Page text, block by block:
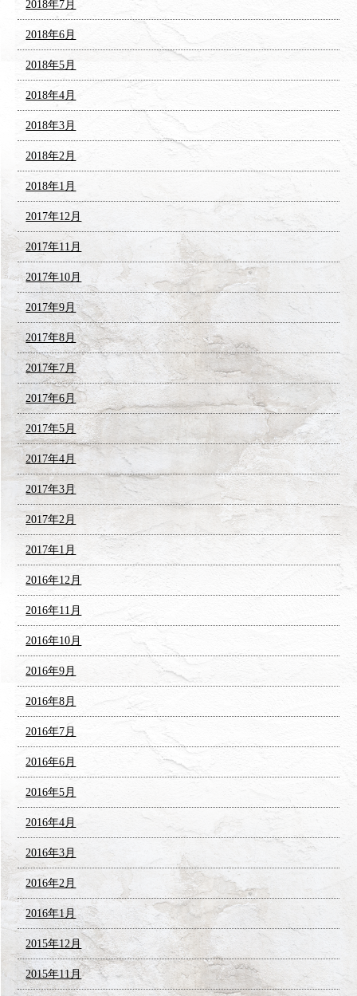
2018年7月
2018年6月
2018年5月
2018年4月
2018年3月
2018年2月
2018年1月
2017年12月
2017年11月
2017年10月
2017年9月
2017年8月
2017年7月
2017年6月
2017年5月
2017年4月
2017年3月
2017年2月
2017年1月
2016年12月
2016年11月
2016年10月
2016年9月
2016年8月
2016年7月
2016年6月
2016年5月
2016年4月
2016年3月
2016年2月
2016年1月
2015年12月
2015年11月